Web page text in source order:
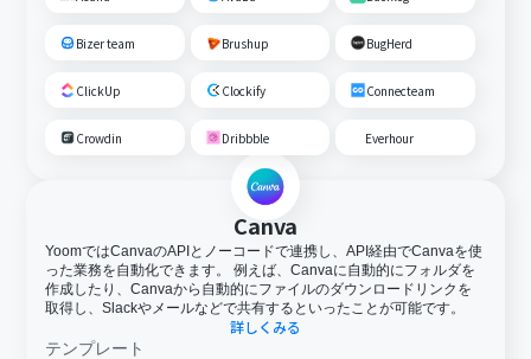
Bizer team Brushup BugHerd
ClickUp Clockify Connecteam
Crowdin Dribbble Everhour
Canva
YoomではCanvaのAPIとノーコードで連携し、API経由でCanvaを使
った業務を自動化できます。 例えば、Canvaに自動的にフォルダを
作成したり、Canvaから自動的にファイルのダウンロードリンクを
取得し、Slackやメールなどで共有するといったことが可能です。
詳しくみる
テンプレート